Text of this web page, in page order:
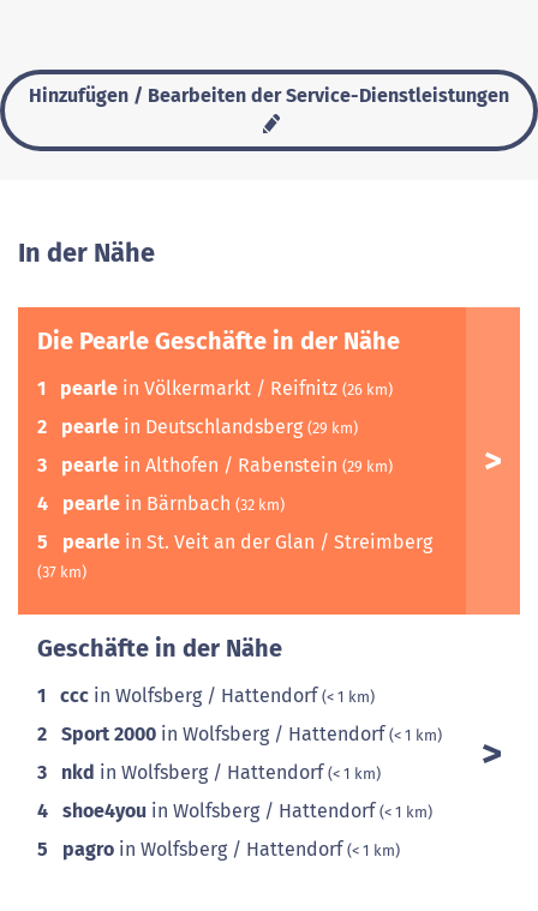
Hinzufügen / Bearbeiten der Service-Dienstleistungen
In der Nähe
Die Pearle Geschäfte in der Nähe
1 pearle in Völkermarkt / Reifnitz (26 km)
2 pearle in Deutschlandsberg (29 km)
3 pearle in Althofen / Rabenstein (29 km)
4 pearle in Bärnbach (32 km)
5 pearle in St. Veit an der Glan / Streimberg
(37 km)
Geschäfte in der Nähe
1 ccc in Wolfsberg / Hattendorf(< 1 km)
2 Sport 2000 in Wolfsberg / Hattendorf(< 1 km)
3 nkd in Wolfsberg / Hattendorf(< 1 km)
4 shoe4you in Wolfsberg / Hattendorf(< 1 km)
5 pagro in Wolfsberg / Hattendorf(< 1 km)